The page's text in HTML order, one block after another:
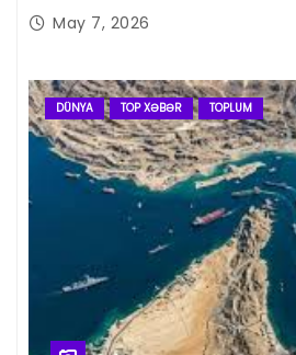
May 7, 2026
DÜNYA TOP XƏBƏR TOPLUM